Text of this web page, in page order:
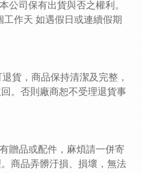
公司保有出貨與否之權利。
作天 如遇假日或連續假期
貨，商品保持清潔及完整，
。否則廠商恕不受理退貨事
贈品或配件，麻煩請一併寄
商品弄髒汙損、損壞，無法